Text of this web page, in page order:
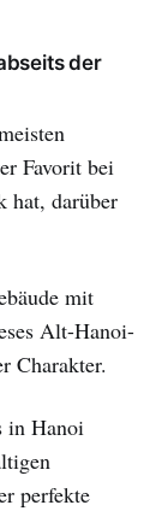
der
Favorit bei
hat, darüber
mit
Alt-Hanoi-
Charakter.
in Hanoi
perfekte